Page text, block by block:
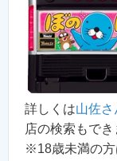
詳しくは山佐
店の検索もでき
※18歳未満の方